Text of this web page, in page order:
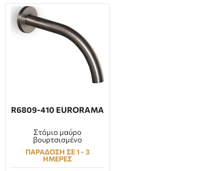
R6809-410 EURORAMA
Στόμιο μαύρο
βουρτσισμένο
ΠΑΡΑΔΟΣΗ ΣΕ 1 - 3
ΗΜΕΡΕΣ